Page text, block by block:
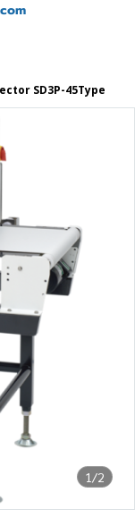
SD3P-45Type
1/2